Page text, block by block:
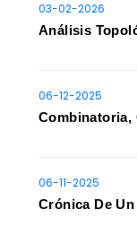
03-02-2026
Análisis
06-12-2025
Combinatoria,
06-11-2025
Crónica De